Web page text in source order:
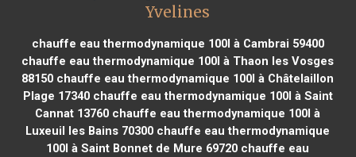
Yvelines
chauffe eau thermodynamique 100l à Cambrai 59400
chauffe eau thermodynamique 100l à Thaon les Vosges
88150 chauffe eau thermodynamique 100l à Châtelaillon
Plage 17340chauffe eau thermodynamique 100l à Saint
Cannat 13760 chauffe eau thermodynamique 100l à
Luxeuil les Bains 70300 chauffe eau thermodynamique
100l à Saint Bonnet de Mure 69720 chauffe eau